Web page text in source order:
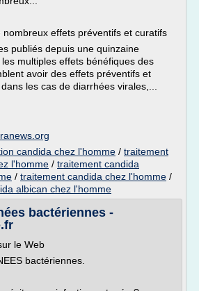
nombreux effets préventifs et curatifs
publiés depuis une quinzaine
multiples effets bénéfiques des
avoir des effets préventifs et
les cas de diarrhées virales,...
candida chez l'homme / traitement
l'homme / traitement candida
/ traitement candida chez l'homme /
albican chez l'homme
bactériennes -
le Web
bactériennes.